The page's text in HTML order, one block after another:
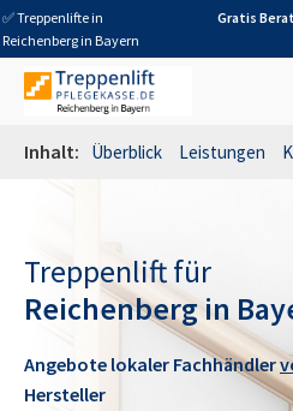
✅ Treppenlifte in
Reichenberg in Bayern
Gratis
Inhalt: Überblick Leistungen
Treppenlift für
Reichenberg in
Angebote lokaler Fachhändler
Hersteller